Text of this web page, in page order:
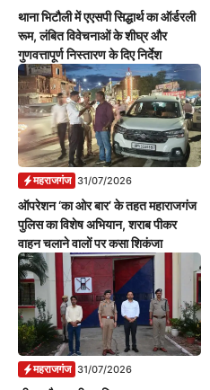
थाना भिटौली में एएसपी सिद्धार्थ का ऑर्डरली
रूम, लंबित विवेचनाओं के शीघ्र और
गुणवत्तापूर्ण निस्तारण के दिए निर्देश
महराजगंज 31/07/2026
ऑपरेशन ‘का ओर बार’ के तहत महाराजगंज
पुलिस का विशेष अभियान, शराब पीकर
वाहन चलाने वालों पर कसा शिकंजा
महराजगंज 31/07/2026